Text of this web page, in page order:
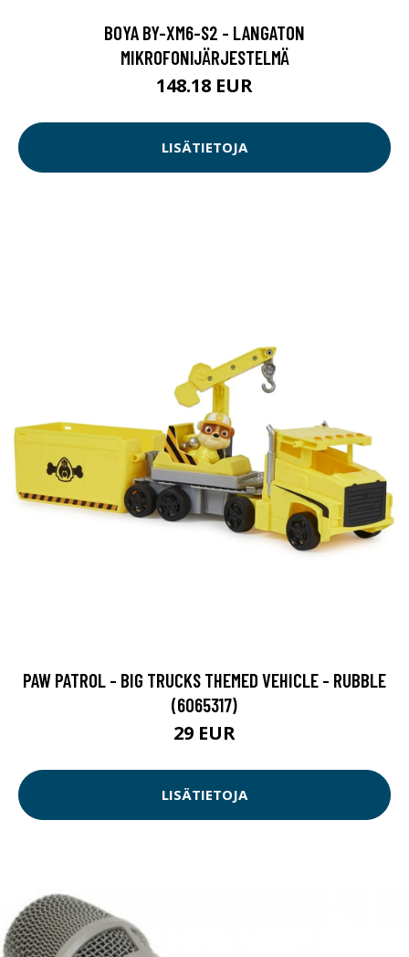
BOYA BY-XM6-S2 - LANGATON
MIKROFONIJÄRJESTELMÄ
148.18 EUR
LISÄTIETOJA
PAW PATROL - BIG TRUCKS THEMED VEHICLE - RUBBLE
(6065317)
29 EUR
LISÄTIETOJA